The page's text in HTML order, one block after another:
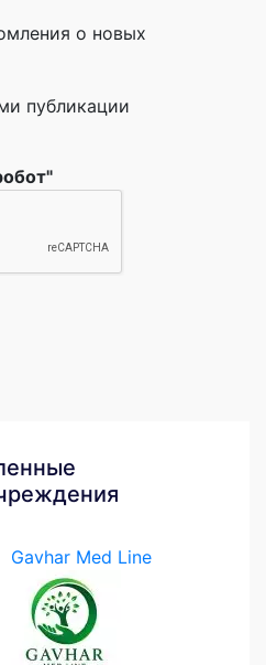
о новых
публикации
Gavhar Med Line